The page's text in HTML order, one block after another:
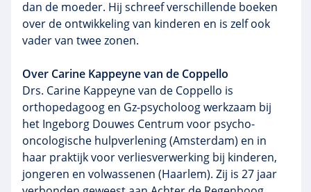
dan de moeder. Hij schreef verschillende boeken
over de ontwikkeling van kinderen en is zelf ook
vader van twee zonen.
Over Carine Kappeyne van de Coppello
Drs. Carine Kappeyne van de Coppello is
orthopedagoog en Gz-psycholoog werkzaam bij
het Ingeborg Douwes Centrum voor psycho-
oncologische hulpverlening (Amsterdam) en in
haar praktijk voor verliesverwerking bij kinderen,
jongeren en volwassenen (Haarlem). Zij is 27 jaar